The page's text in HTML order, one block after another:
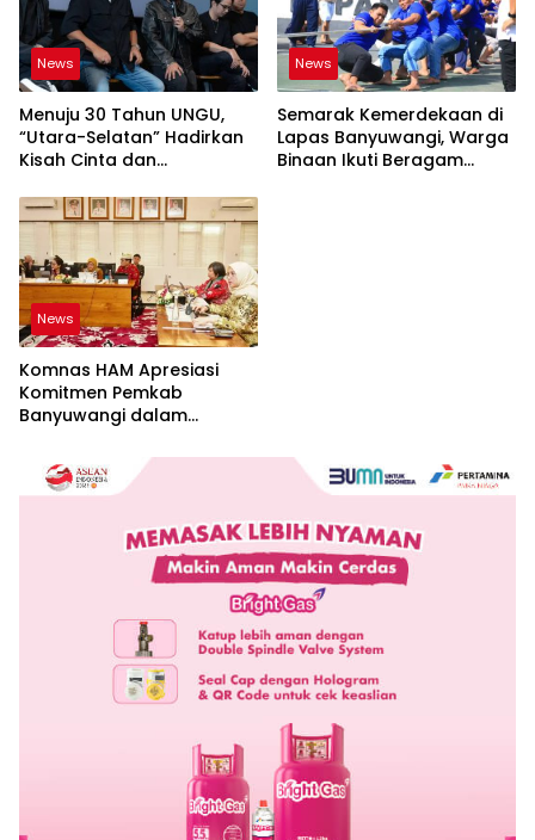
News
Menuju 30 Tahun UNGU,
“Utara-Selatan” Hadirkan
Kisah Cinta dan
News
Semarak Kemerdekaan di
Lapas Banyuwangi, Warga
Binaan Ikuti Beragam
News
Komnas HAM Apresiasi
Komitmen Pemkab
Banyuwangi dalam
Hak Asasi Manusia